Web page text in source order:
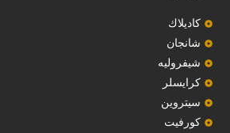
كاديلاك
‏شانجان‏
شيفروليه
‏كرايسلر‏
سيتروين
‏كورفيت‏